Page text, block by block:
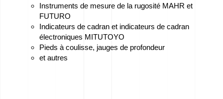
Nous
parrainons
–
We
Instruments de mesure de la rugosité MAHR et
FUTURO
Indicateurs de cadran et indicateurs de cadran
électroniques MITUTOYO
Pieds à coulisse, jauges de profondeur
et autres